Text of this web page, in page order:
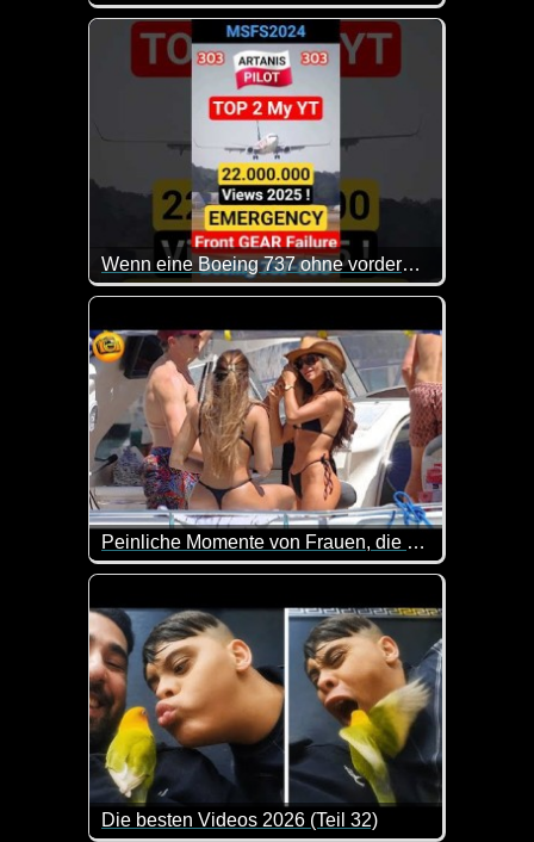
Ein weiterer Teil dieser lustigen Videos mit
Wenn eine Boeing 737 ohne vorderes Rad landen muss
Peinliche Momente von Frauen, die auf Video festgehalten wurden
Ja, manchmal würde man sich wünschen, es
Die besten Videos 2026 (Teil 32)